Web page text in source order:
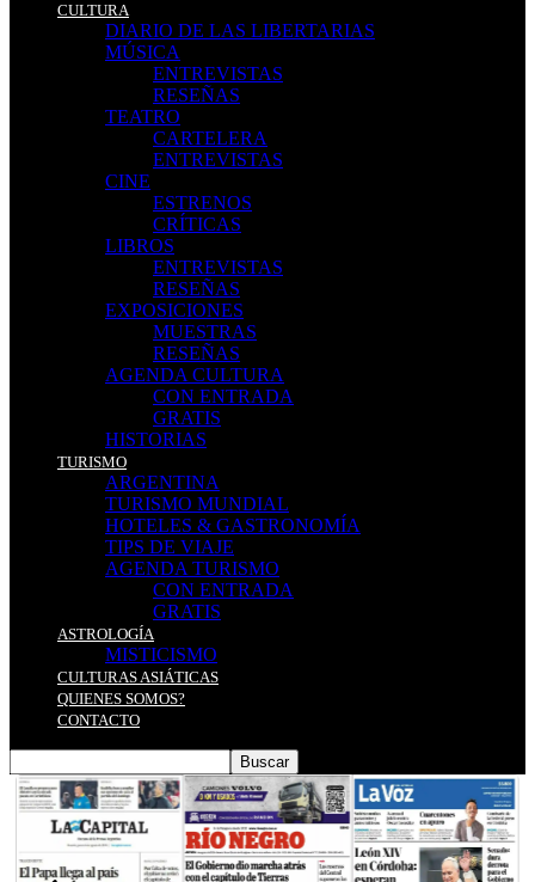
CULTURA
DIARIO DE LAS LIBERTARIAS
MÚSICA
ENTREVISTAS
RESEÑAS
TEATRO
CARTELERA
ENTREVISTAS
CINE
ESTRENOS
CRÍTICAS
LIBROS
ENTREVISTAS
RESEÑAS
EXPOSICIONES
MUESTRAS
RESEÑAS
AGENDA CULTURA
CON ENTRADA
GRATIS
HISTORIAS
TURISMO
ARGENTINA
TURISMO MUNDIAL
HOTELES & GASTRONOMÍA
TIPS DE VIAJE
AGENDA TURISMO
CON ENTRADA
GRATIS
ASTROLOGÍA
MISTICISMO
CULTURAS ASIÁTICAS
QUIENES SOMOS?
CONTACTO